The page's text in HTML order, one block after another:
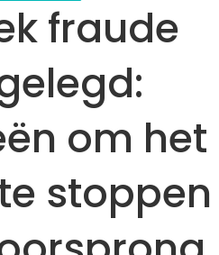
fraude
om het
stoppen